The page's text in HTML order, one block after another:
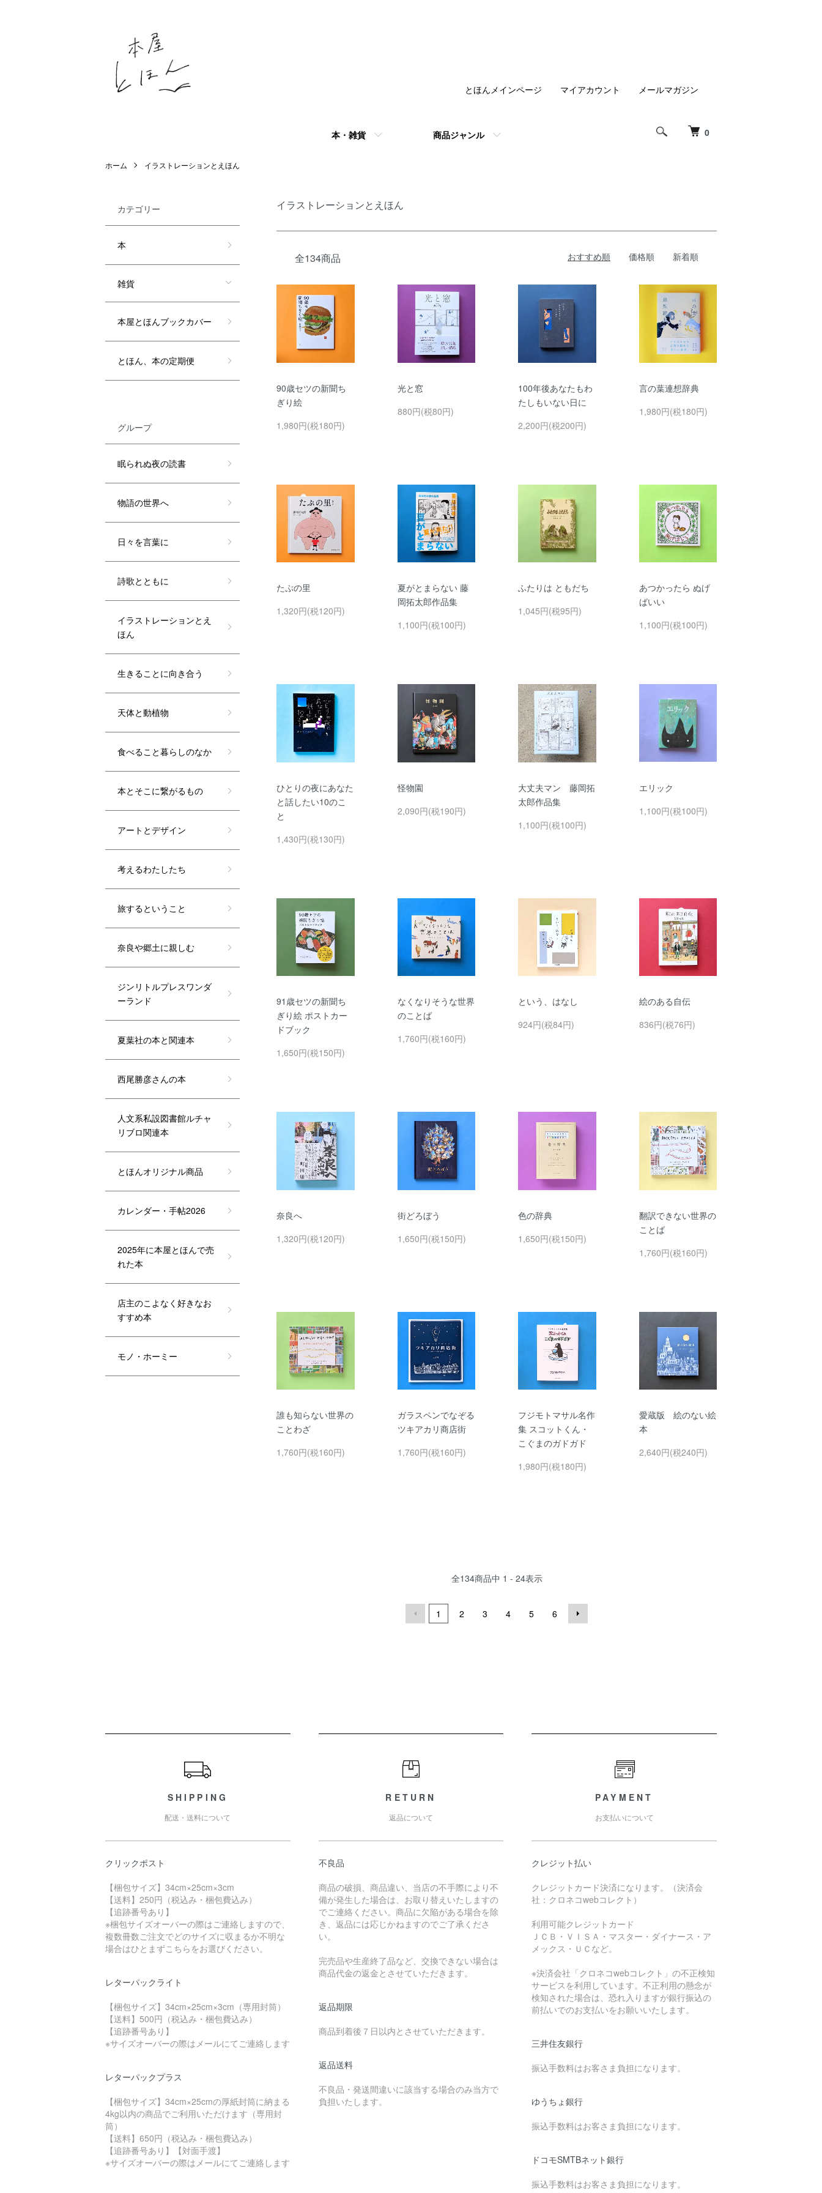
0
本・雑貨 商品ジャンル
とほんメインページ マイアカウント メールマガジン
ホーム イラストレーションとえほん
イラストレーションとえほん
全134商品 おすすめ順 価格順 新着順
90歳セツの新聞ち
ぎり絵
1,980円(税180円)
光と窓
880円(税80円)
100年後あなたもわ
たしもいない日に
2,200円(税200円)
言の葉連想辞典
1,980円(税180円)
たぷの里
1,320円(税120円)
夏がとまらない 藤
岡拓太郎作品集
1,100円(税100円)
ふたりは ともだち
1,045円(税95円)
あつかったら ぬげ
ばいい
1,100円(税100円)
ひとりの夜にあなた
と話したい10のこ
と
1,430円(税130円)
怪物園
2,090円(税190円)
大丈夫マン 藤岡拓
太郎作品集
1,100円(税100円)
エリック
1,100円(税100円)
91歳セツの新聞ち
ぎり絵 ポストカー
ドブック
1,650円(税150円)
なくなりそうな世界
のことば
1,760円(税160円)
という、はなし
924円(税84円)
絵のある自伝
836円(税76円)
奈良へ
1,320円(税120円)
街どろぼう
1,650円(税150円)
色の辞典
1,650円(税150円)
翻訳できない世界の
ことば
1,760円(税160円)
誰も知らない世界の
ことわざ
1,760円(税160円)
ガラスペンでなぞる
ツキアカリ商店街
1,760円(税160円)
フジモトマサル名作
集 スコットくん・
こぐまのガドガド
1,980円(税180円)
愛蔵版 絵のない絵
本
2,640円(税240円)
全134商品中 1 - 24表示
1 2 3 4 5 6
カテゴリー
本
雑貨
本屋とほんブックカバー
とほん、本の定期便
グループ
眠られぬ夜の読書
物語の世界へ
日々を言葉に
詩歌とともに
イラストレーションとえ
ほん
生きることに向き合う
天体と動植物
食べること暮らしのなか
本とそこに繋がるもの
アートとデザイン
考えるわたしたち
旅するということ
奈良や郷土に親しむ
ジンリトルプレスワンダ
ーランド
夏葉社の本と関連本
西尾勝彦さんの本
人文系私設図書館ルチャ
リブロ関連本
とほんオリジナル商品
カレンダー・手帖2026
2025年に本屋とほんで売
れた本
店主のこよなく好きなお
すすめ本
モノ・ホーミー
SHIPPING
配送・送料について
クリックポスト
【梱包サイズ】34cm×25cm×3cm
【送料】250円（税込み・梱包費込み）
【追跡番号あり】
※梱包サイズオーバーの際はご連絡しますので、
複数冊数ご注文でどのサイズに収まるか不明な
場合はひとまずこちらをお選びください。
レターパックライト
【梱包サイズ】34cm×25cm×3cm（専用封筒）
【送料】500円（税込み・梱包費込み）
【追跡番号あり】
※サイズオーバーの際はメールにてご連絡します
レターパックプラス
【梱包サイズ】34cm×25cmの厚紙封筒に納まる
4kg以内の商品でご利用いただけます（専用封
筒）
【送料】650円（税込み・梱包費込み）
【追跡番号あり】【対面手渡】
※サイズオーバーの際はメールにてご連絡します
RETURN
返品について
不良品
商品の破損、商品違い、当店の不手際により不
備が発生した場合は、お取り替えいたしますの
でご連絡ください。商品に欠陥がある場合を除
き、返品には応じかねますのでご了承くださ
い。
完売品や生産終了品など、交換できない場合は
商品代金の返金とさせていただきます。
返品期限
商品到着後７日以内とさせていただきます。
返品送料
不良品・発送間違いに該当する場合のみ当方で
負担いたします。
PAYMENT
お支払いについて
クレジット払い
クレジットカード決済になります。（決済会
社：クロネコwebコレクト）
利用可能クレジットカード
ＪＣＢ・ＶＩＳＡ・マスター・ダイナース・ア
メックス・ＵＣなど。
※決済会社「クロネコwebコレクト」の不正検知
サービスを利用しています。不正利用の懸念が
検知された場合は、恐れ入りますが銀行振込の
前払いでのお支払いをお願いいたします。
三井住友銀行
振込手数料はお客さま負担になります。
ゆうちょ銀行
振込手数料はお客さま負担になります。
ドコモSMTBネット銀行
振込手数料はお客さま負担になります。